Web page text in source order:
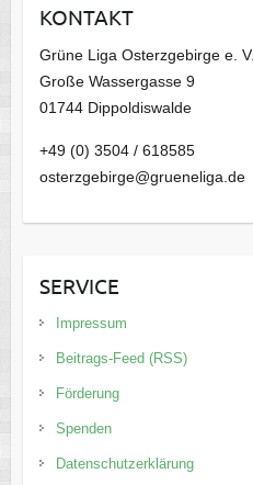
v
KONTAKT
Grüne Liga Osterzgebirge e. V.
Große Wassergasse 9
01744 Dippoldiswalde
+49 (0) 3504 / 618585
osterzgebirge@grueneliga.de
SERVICE
Impressum
Beitrags-Feed (RSS)
Förderung
Spenden
Datenschutzerklärung